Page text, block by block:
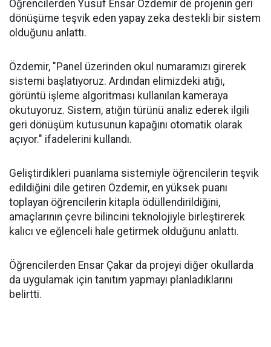
Öğrencilerden Yusuf Ensar Özdemir de projenin geri
dönüşüme teşvik eden yapay zeka destekli bir sistem
olduğunu anlattı.
Özdemir, "Panel üzerinden okul numaramızı girerek
sistemi başlatıyoruz. Ardından elimizdeki atığı,
görüntü işleme algoritması kullanılan kameraya
okutuyoruz. Sistem, atığın türünü analiz ederek ilgili
geri dönüşüm kutusunun kapağını otomatik olarak
açıyor." ifadelerini kullandı.
Geliştirdikleri puanlama sistemiyle öğrencilerin teşvik
edildiğini dile getiren Özdemir, en yüksek puanı
toplayan öğrencilerin kitapla ödüllendirildiğini,
amaçlarının çevre bilincini teknolojiyle birleştirerek
kalıcı ve eğlenceli hale getirmek olduğunu anlattı.
Öğrencilerden Ensar Çakar da projeyi diğer okullarda
da uygulamak için tanıtım yapmayı planladıklarını
belirtti.